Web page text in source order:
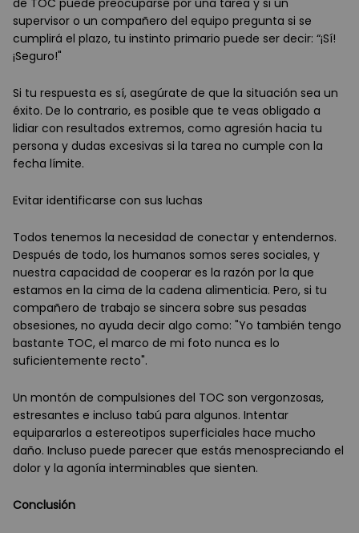
de TOC puede preocuparse por una tarea y si un
supervisor o un compañero del equipo pregunta si se
cumplirá el plazo, tu instinto primario puede ser decir: “¡Sí!
¡Seguro!"
Si tu respuesta es sí, asegúrate de que la situación sea un
éxito. De lo contrario, es posible que te veas obligado a
lidiar con resultados extremos, como agresión hacia tu
persona y dudas excesivas si la tarea no cumple con la
fecha límite.
Evitar identificarse con sus luchas
Todos tenemos la necesidad de conectar y entendernos.
Después de todo, los humanos somos seres sociales, y
nuestra capacidad de cooperar es la razón por la que
estamos en la cima de la cadena alimenticia. Pero, si tu
compañero de trabajo se sincera sobre sus pesadas
obsesiones, no ayuda decir algo como: "Yo también tengo
bastante TOC, el marco de mi foto nunca es lo
suficientemente recto".
Un montón de compulsiones del TOC son vergonzosas,
estresantes e incluso tabú para algunos. Intentar
equipararlos a estereotipos superficiales hace mucho
daño. Incluso puede parecer que estás menospreciando el
dolor y la agonía interminables que sienten.
Conclusión